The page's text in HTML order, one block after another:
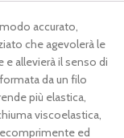
accurato,
che agevolerà le
e allevierà il senso di
da un filo
più elastica,
viscoelastica,
ed